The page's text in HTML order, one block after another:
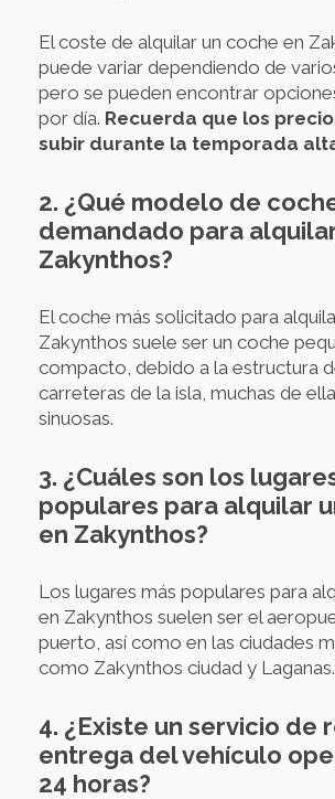
El coste de alquilar un coche en
puede variar dependiendo de
pero se pueden encontrar
por día. Recuerda que los
subir durante la temporada
2. ¿Qué modelo de
demandado para
Zakynthos?
El coche más solicitado para
Zakynthos suele ser un coche
compacto, debido a la estructura
carreteras de la isla, muchas de
sinuosas.
3. ¿Cuáles son los
populares para alquilar
en Zakynthos?
Los lugares más populares para
en Zakynthos suelen ser el
puerto, así como en las ciudades
como Zakynthos ciudad y Laganas.
4. ¿Existe un servicio de
entrega del vehículo
24 horas?